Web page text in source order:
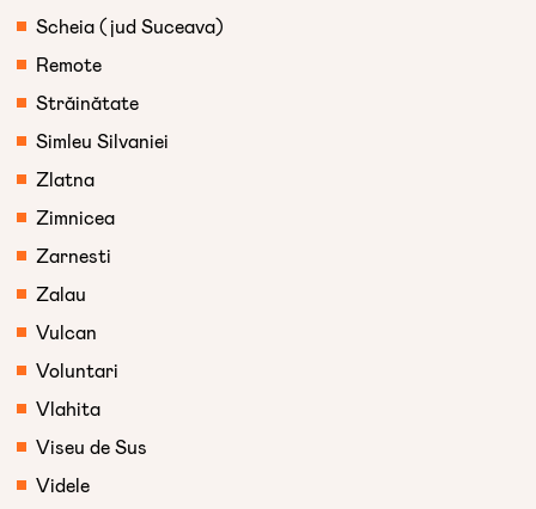
Scheia (jud Suceava)
Remote
Străinătate
Simleu Silvaniei
Zlatna
Zimnicea
Zarnesti
Zalau
Vulcan
Voluntari
Vlahita
Viseu de Sus
Videle